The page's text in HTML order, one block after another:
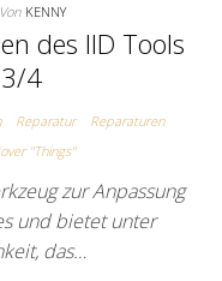
Von KENNY
des IID Tools
4
Reparatur
Reparaturen
"Things"
zur Anpassung
und bietet unter
das…